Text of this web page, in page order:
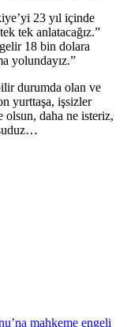
23 yıl içinde
tek anlatacağız.”
18 bin dolara
yolundayız.”
durumda olan ve
yurttaşa, işsizler
daha ne isteriz,